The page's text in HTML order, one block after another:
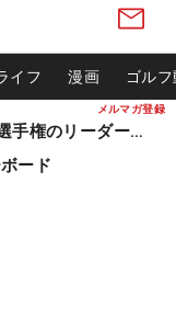
メルマガ登録
イフ 漫画 ゴル
松山英樹ら出場 ウィンダム選手権のリーダーボード
ード